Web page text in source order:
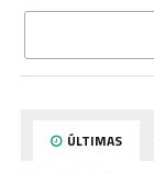
ÚLTIMAS